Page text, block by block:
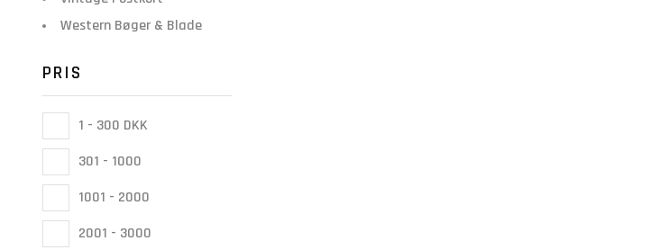
Western Bøger & Blade
PRIS
1 - 300 DKK
301 - 1000
1001 - 2000
2001 - 3000